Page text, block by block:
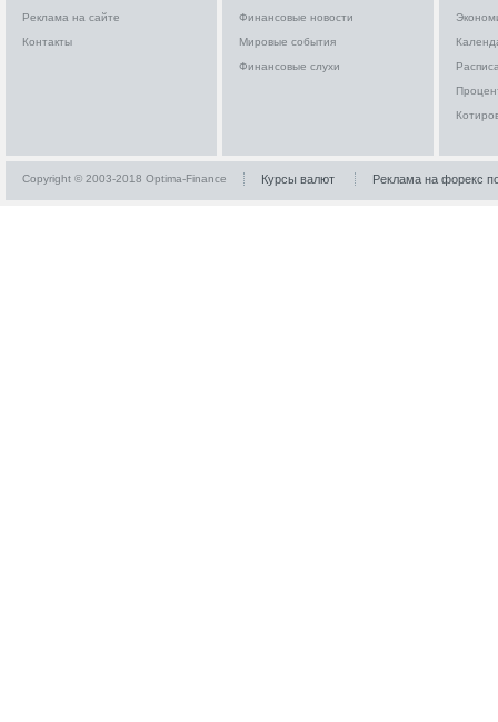
Реклама на сайте
Контакты
Финансовые новости
Мировые события
Финансовые слухи
Copyright © 2003-2018 Optima-Finance Курсы валют Реклама на форекс